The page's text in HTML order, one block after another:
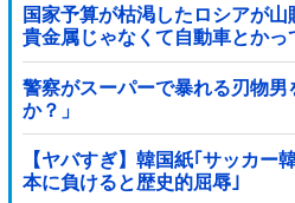
国家予算が枯渇したロシアが
貴金属じゃなくて自動車とか
りすぎる……
警察がスーパーで暴れる刃物男
か？」
【ヤバすぎ】韓国紙｢サッカー
本に負けると歴史的屈辱｣